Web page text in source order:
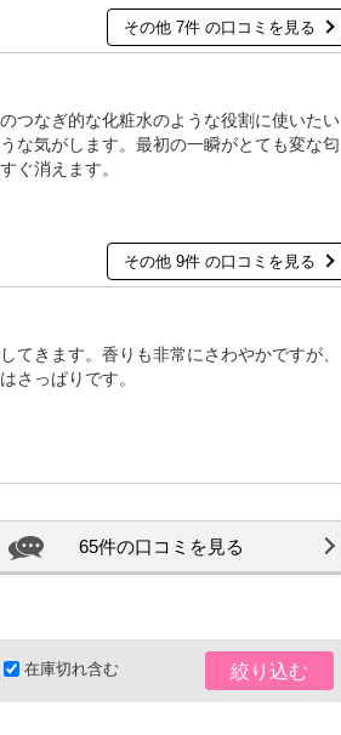
その他 7件 の口コミを見る
つなぎ的な化粧水のような役割に使いたい
な気がします。最初の一瞬がとても変な匂
ぐ消えます。
その他 9件 の口コミを見る
てきます。香りも非常にさわやかですが、
さっぱりです。
65件の口コミを見る
在庫切れ含む 絞り込む